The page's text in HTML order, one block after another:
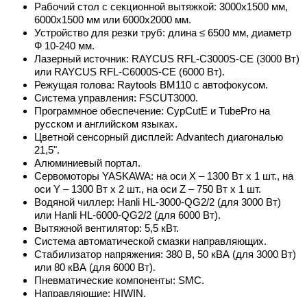
Рабочий стол с секционной вытяжкой: 3000х1500 мм,
6000х1500 мм или 6000х2000 мм.
Устройство для резки труб: длина ≤ 6500 мм, диаметр
Ф 10-240 мм.
Лазерный источник: RAYCUS RFL-C3000S-CE (3000 Вт)
или RAYCUS RFL-C6000S-CE (6000 Вт).
Режущая голова: Raytools BM110 с автофокусом.
Система управления: FSCUT3000.
Программное обеспечение: CypCutE и TubePro на
русском и английском языках.
Цветной сенсорный дисплей: Advantech диагональю
21,5".
Алюминиевый портал.
Сервомоторы YASKAWA: на оси X – 1300 Вт х 1 шт., на
оси Y – 1300 Вт х 2 шт., на оси Z – 750 Вт х 1 шт.
Водяной чиллер: Hanli HL-3000-QG2/2 (для 3000 Вт)
или Hanli HL-6000-QG2/2 (для 6000 Вт).
Вытяжной вентилятор: 5,5 кВт.
Система автоматической смазки направляющих.
Стабилизатор напряжения: 380 В, 50 кВА (для 3000 Вт)
или 80 кВА (для 6000 Вт).
Пневматические компоненты: SMC.
Направляющие: HIWIN.